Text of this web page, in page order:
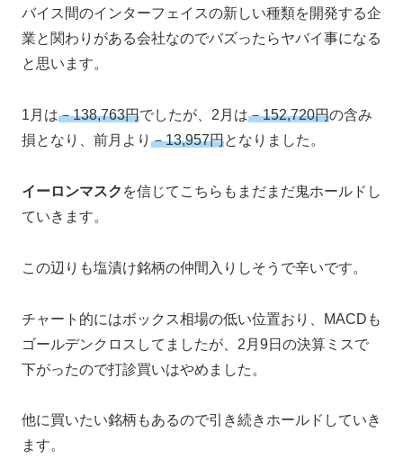
バイス間のインターフェイスの新しい種類を開発する企
業と関わりがある会社なのでバズったらヤバイ事になる
と思います。
1月は－138,763円でしたが、2月は－152,720円の含み
損となり、前月より －13,957円となりました。
イーロンマスク を信じてこちらもまだまだ鬼ホールドし
ていきます。
この辺りも塩漬け銘柄の仲間入りしそうで辛いです。
チャート的にはボックス相場の低い位置おり、MACDも
ゴールデンクロスしてましたが、2月9日の決算ミスで
下がったので打診買いはやめました。
他に買いたい銘柄もあるので引き続きホールドしていき
ます。